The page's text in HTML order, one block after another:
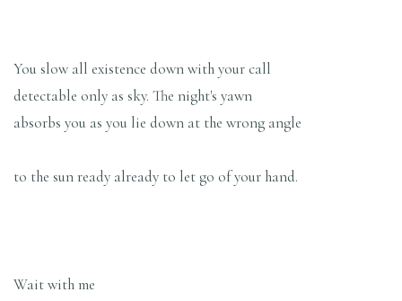
You slow all existence down with your call
detectable only as sky. The night's yawn
absorbs you as you lie down at the wrong angle
to the sun ready already to let go of your hand.
Wait with me